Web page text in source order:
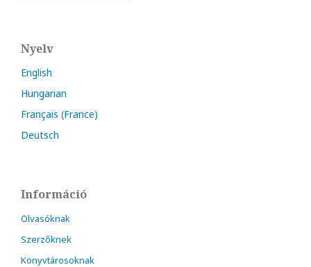
Nyelv
English
Hungarian
Français (France)
Deutsch
Információ
Olvasóknak
Szerzőknek
Könyvtárosoknak